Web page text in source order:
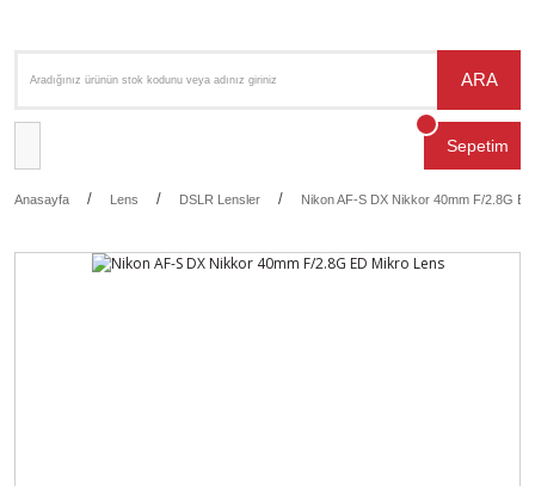
ARA
Sepetim
Anasayfa Lens DSLR Lensler Nikon AF-S DX Nikkor 40mm F/2.8G